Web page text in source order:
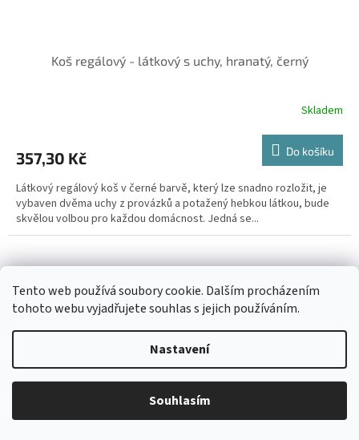
Tento web používá soubory cookie. Dalším procházením
tohoto webu vyjadřujete souhlas s jejich používáním.
Nastavení
Souhlasím
Koš regálový - látkový s uchy, hranatý, černý
Skladem
357,30 Kč Do košíku
Látkový regálový koš v černé barvě, který lze snadno rozložit, je
vybaven dvěma uchy z provázků a potažený hebkou látkou, bude
skvělou volbou pro každou domácnost. Jedná se...